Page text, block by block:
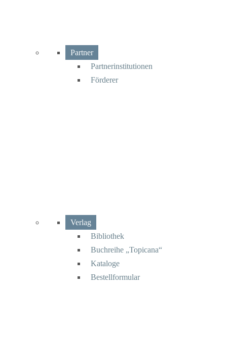
Partner
Partnerinstitutionen
Förderer
Verlag
Bibliothek
Buchreihe „Topicana“
Kataloge
Bestellformular